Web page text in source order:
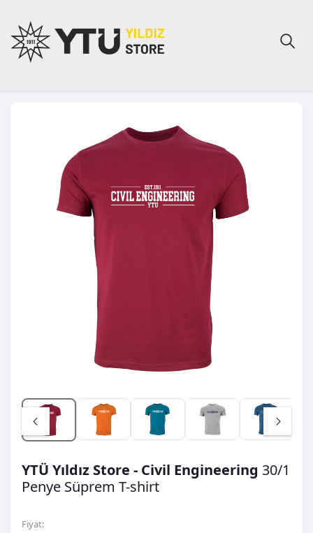
YTÜ Yıldız Store - Civil Engineering 30/1
Penye Süprem T-shirt
Fiyat: